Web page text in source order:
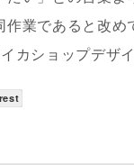
作業であると改め
カショップデザ